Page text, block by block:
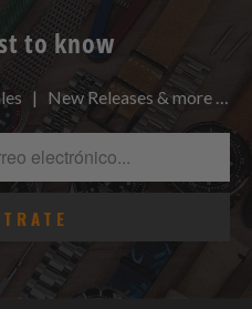
to know
| New Releases & more …